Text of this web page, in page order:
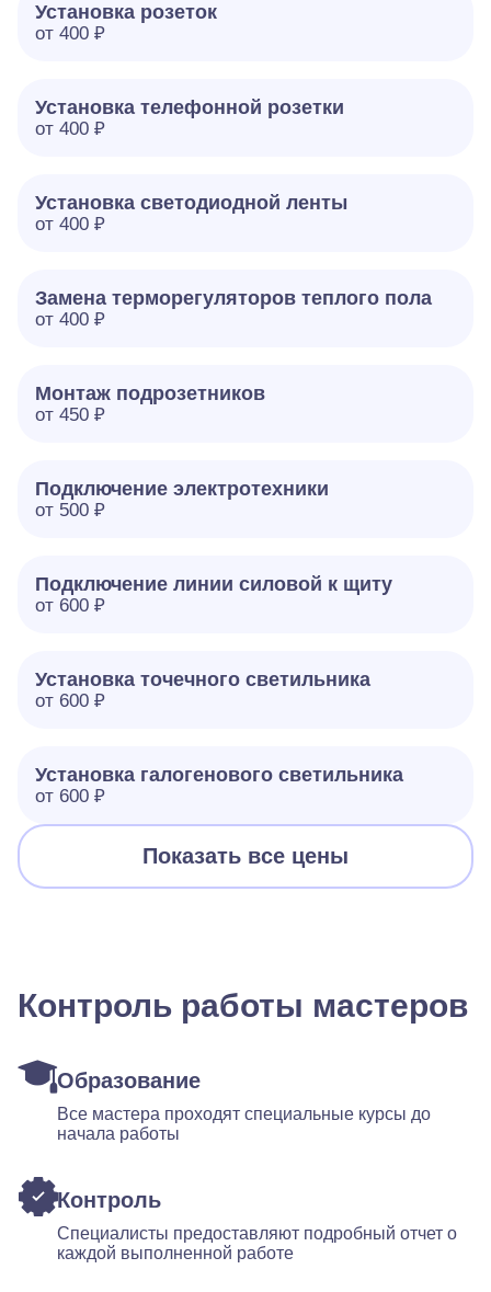
Установка розеток
от 400 ₽
Установка телефонной розетки
от 400 ₽
Установка светодиодной ленты
от 400 ₽
Замена терморегуляторов теплого пола
от 400 ₽
Монтаж подрозетников
от 450 ₽
Подключение электротехники
от 500 ₽
Подключение линии силовой к щиту
от 600 ₽
Установка точечного светильника
от 600 ₽
Установка галогенового светильника
от 600 ₽
Показать все цены
Контроль работы мастеров
Образование
Все мастера проходят специальные курсы до
начала работы
Контроль
Специалисты предоставляют подробный отчет о
каждой выполненной работе